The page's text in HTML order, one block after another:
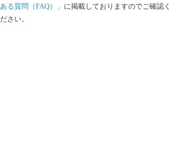
ある質問（FAQ）」 に掲載しておりますのでご確認く
ださい。